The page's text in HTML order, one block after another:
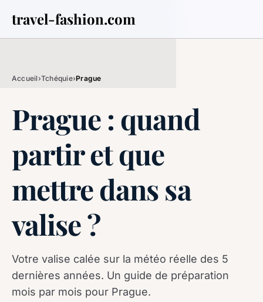
travel-fashion.com
Accueil›Tchéquie›Prague
Prague : quand
partir et que
mettre dans sa
valise ?
Votre valise calée sur la météo réelle des 5
dernières années. Un guide de préparation
mois par mois pour Prague.